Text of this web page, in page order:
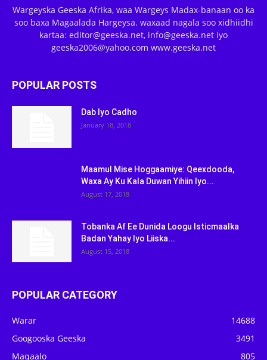
Wargeyska Geeska Afrika, waa Wargeys Madax-banaan oo ka
soo baxa Magaalada Hargeysa. waxaad nagala soo xidhiidhi
kartaa: editor@geeska.net, info@geeska.net iyo
geeska2006@yahoo.com www.geeska.net
POPULAR POSTS
Dab Iyo Cadho
January 18, 2018
Maamul Mise Hoggaamiye: Qeexdooda,
Waxa Ay Ku Kala Duwan Yihiin Iyo...
August 17, 2018
Tobanka Af Ee Dunida Loogu Isticmaalka
Badan Yahay Iyo Liiska...
August 15, 2018
POPULAR CATEGORY
Warar
14688
Googooska Geeska
3491
Maqaalo
805